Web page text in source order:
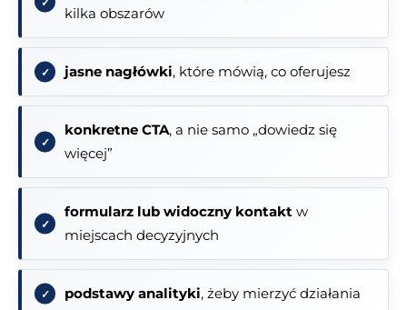
kilka obszarów
jasne nagłówki, które mówią, co oferujesz
konkretne CTA, a nie samo „dowiedz się
więcej”
formularz lub widoczny kontakt w
miejscach decyzyjnych
podstawy analityki, żeby mierzyć działania